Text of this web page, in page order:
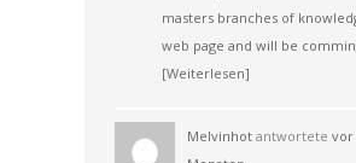
masters branches of
web page and will be
[Weiterlesen]
Melvinhotantwortete vor